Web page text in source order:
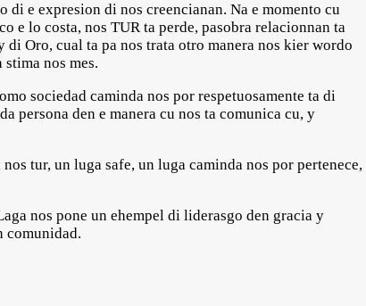
di e expresion di nos creencianan. Na e momento cu
e lo costa, nos TUR ta perde, pasobra relacionnan ta
Oro, cual ta pa nos trata otro manera nos kier wordo
nos mes.
sociedad caminda nos por respetuosamente ta di
persona den e manera cu nos ta comunica cu, y
tur, un luga safe, un luga caminda nos por pertenece,
nos pone un ehempel di liderasgo den gracia y
comunidad.